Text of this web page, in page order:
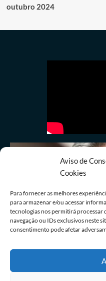
Aviso de
Cookies
Para fornecer as melhores
para armazenar e/ou acessar
tecnologias nos permitirá
navegação ou IDs exclusivos neste
consentimento pode afetar
outubro 2024
Últimas notícias
PGR pede perda de
acusado de crime
Redação 06/08/2026